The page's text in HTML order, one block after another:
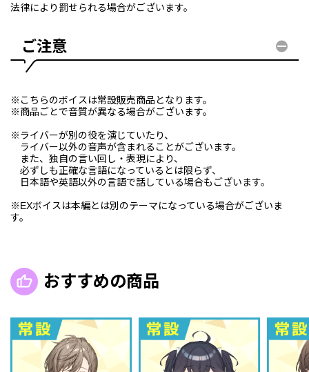
法律により罰せられる場合がございます。
ご注意
※こちらのボイスは常設販売商品となります。
※商品ごとで音質が異なる場合がございます。
※ライバーが別の役を演じていたり、
ライバー以外の音声が含まれることがございます。
また、独自の言い回し・表現により、
必ずしも正確な言語になっているとは限らず、
日本語や英語以外の言語で話している場合もございます。
※EXボイスは本編とは別のテーマになっている場合がございま
す。
おすすめの商品